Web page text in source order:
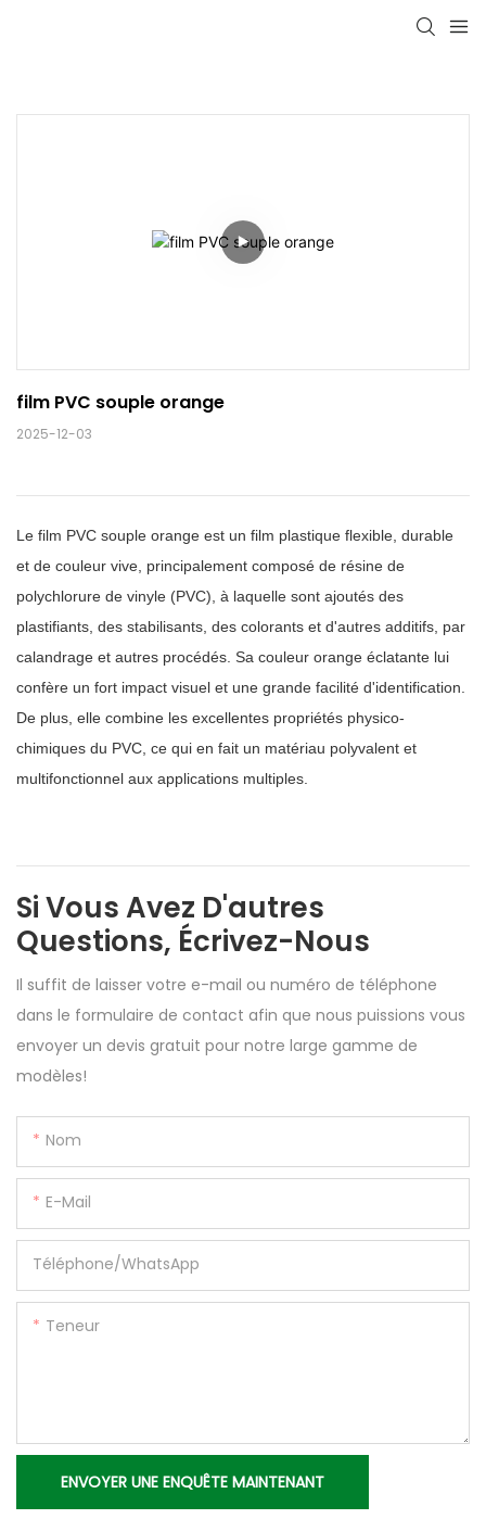
film PVC souple orange
2025-12-03
Le film PVC souple orange est un film plastique flexible, durable
et de couleur vive, principalement composé de résine de
polychlorure de vinyle (PVC), à laquelle sont ajoutés des
plastifiants, des stabilisants, des colorants et d'autres additifs, par
calandrage et autres procédés. Sa couleur orange éclatante lui
confère un fort impact visuel et une grande facilité d'identification.
De plus, elle combine les excellentes propriétés physico-
chimiques du PVC, ce qui en fait un matériau polyvalent et
multifonctionnel aux applications multiples.
Si Vous Avez D'autres
Questions, Écrivez-Nous
Il suffit de laisser votre e-mail ou numéro de téléphone
dans le formulaire de contact afin que nous puissions vous
envoyer un devis gratuit pour notre large gamme de
modèles!
Nom
E-Mail
Téléphone/WhatsApp
Teneur
ENVOYER UNE ENQUÊTE MAINTENANT